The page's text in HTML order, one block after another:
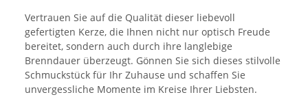
Vertrauen Sie auf die Qualität dieser liebevoll
gefertigten Kerze, die Ihnen nicht nur optisch Freude
bereitet, sondern auch durch ihre langlebige
Brenndauer überzeugt. Gönnen Sie sich dieses stilvolle
Schmuckstück für Ihr Zuhause und schaffen Sie
unvergessliche Momente im Kreise Ihrer Liebsten.